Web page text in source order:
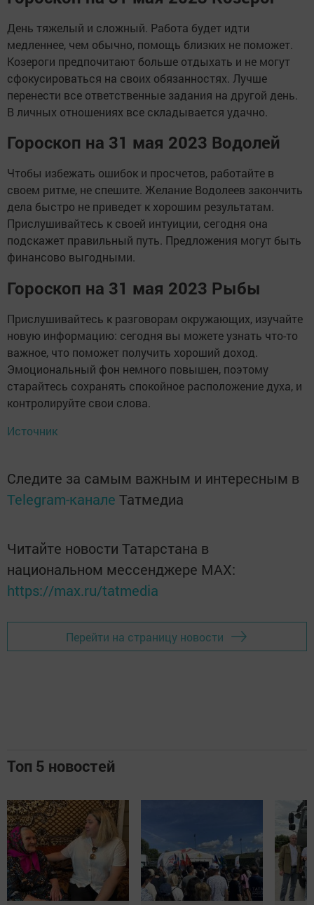
День тяжелый и сложный. Работа будет идти
медленнее, чем обычно, помощь близких не поможет.
Козероги предпочитают больше отдыхать и не могут
сфокусироваться на своих обязанностях. Лучше
перенести все ответственные задания на другой день.
В личных отношениях все складывается удачно.
Гороскоп на 31 мая 2023 Водолей
Чтобы избежать ошибок и просчетов, работайте в
своем ритме, не спешите. Желание Водолеев закончить
дела быстро не приведет к хорошим результатам.
Прислушивайтесь к своей интуиции, сегодня она
подскажет правильный путь. Предложения могут быть
финансово выгодными.
Гороскоп на 31 мая 2023 Рыбы
Прислушивайтесь к разговорам окружающих, изучайте
новую информацию: сегодня вы можете узнать что-то
важное, что поможет получить хороший доход.
Эмоциональный фон немного повышен, поэтому
старайтесь сохранять спокойное расположение духа, и
контролируйте свои слова.
Источник
Следите за самым важным и интересным в
Telegram-канале Татмедиа
Читайте новости Татарстана в
национальном мессенджере MАХ:
https://max.ru/tatmedia
Перейти на страницу новости
Топ 5 новостей